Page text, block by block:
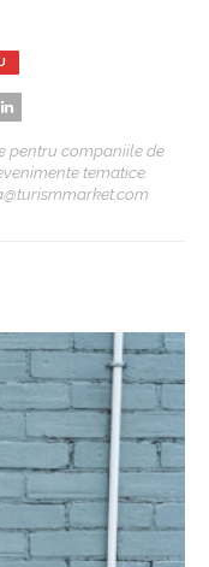
pentru companiile de
tematice.